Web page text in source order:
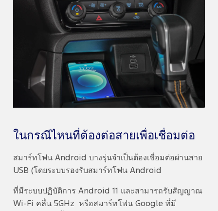
ในกรณีไหนที่ต้องต่อสายเพื่อเชื่อมต่อ
สมาร์ทโฟน Android บางรุ่นจำเป็นต้องเชื่อมต่อผ่านสาย
USB (โดยระบบรองรับสมาร์ทโฟน Android
ที่มีระบบปฏิบัติการ Android 11 และสามารถรับสัญญาณ
Wi-Fi คลื่น 5GHz หรือสมาร์ทโฟน Google ที่มี